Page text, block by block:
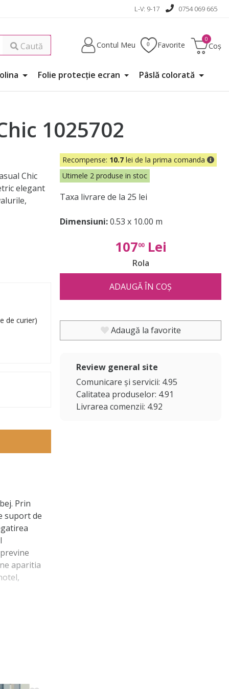
L-V: 9-17 0754 069 665
Caută Contul Meu Favorite Coș
Folie protecţie ecran Pâslă colorată
1025702
Chic
elegant
de curier)
Prin
suport de
aparitia
Recompense: 10.7 lei de la prima comanda
Utimele 2 produse in stoc
Taxa livrare de la 25 lei
Dimensiuni:0.53 x 10.00 m
10700Lei
Rola
ADAUGĂ ÎN COȘ
Adaugă la favorite
Review general site
Comunicare și servicii: 4.95
Calitatea produselor: 4.91
Livrarea comenzii: 4.92